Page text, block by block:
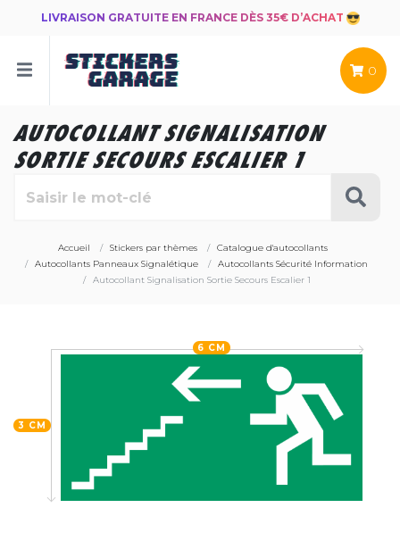
LIVRAISON GRATUITE EN FRANCE DÈS 35€ D’ACHAT
0
AUTOCOLLANT SIGNALISATION
SORTIE SECOURS ESCALIER 1
Accueil Stickers par thèmes
Catalogue d'autocollants
Autocollants Panneaux Signalétique
Autocollants Sécurité Information
Autocollant Signalisation Sortie Secours Escalier 1
3 CM
6 CM